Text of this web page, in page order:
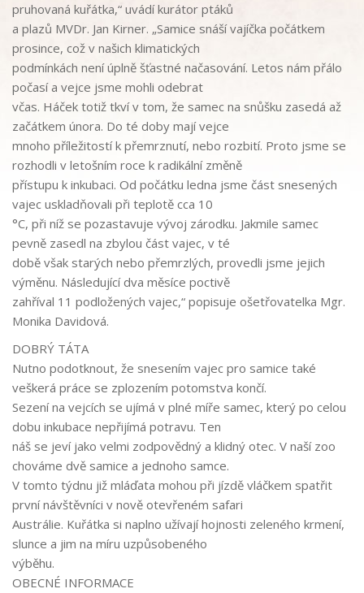
pruhovaná kuřátka,“ uvádí kurátor ptáků
a plazů MVDr. Jan Kirner. „Samice snáší vajíčka počátkem
prosince, což v našich klimatických
podmínkách není úplně šťastné načasování. Letos nám přálo
počasí a vejce jsme mohli odebrat
včas. Háček totiž tkví v tom, že samec na snůšku zasedá až
začátkem února. Do té doby mají vejce
mnoho příležitostí k přemrznutí, nebo rozbití. Proto jsme se
rozhodli v letošním roce k radikální změně
přístupu k inkubaci. Od počátku ledna jsme část snesených
vajec uskladňovali při teplotě cca 10
°C, při níž se pozastavuje vývoj zárodku. Jakmile samec
pevně zasedl na zbylou část vajec, v té
době však starých nebo přemrzlých, provedli jsme jejich
výměnu. Následující dva měsíce poctivě
zahříval 11 podložených vajec,“ popisuje ošetřovatelka Mgr.
Monika Davidová.
DOBRÝ TÁTA
Nutno podotknout, že snesením vajec pro samice také
veškerá práce se zplozením potomstva končí.
Sezení na vejcích se ujímá v plné míře samec, který po celou
dobu inkubace nepřijímá potravu. Ten
náš se jeví jako velmi zodpovědný a klidný otec. V naší zoo
chováme dvě samice a jednoho samce.
V tomto týdnu již mláďata mohou při jízdě vláčkem spatřit
první návštěvníci v nově otevřeném safari
Austrálie. Kuřátka si naplno užívají hojnosti zeleného krmení,
slunce a jim na míru uzpůsobeného
výběhu.
OBECNÉ INFORMACE